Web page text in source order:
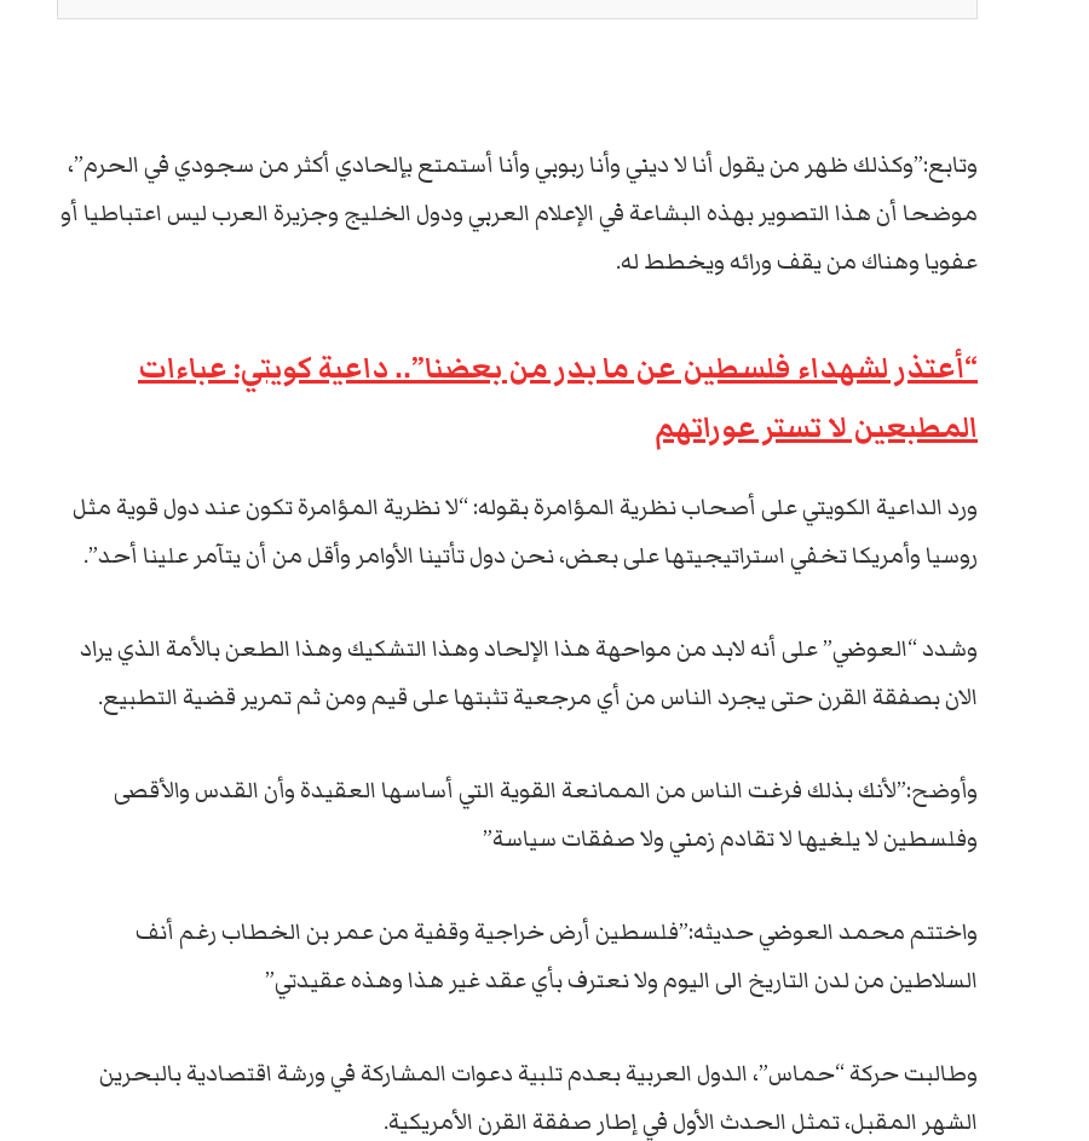
وتابع:”وكذلك ظهر من يقول أنا لا ديني وأنا ربوبي وأنا أستمتع بإلحادي أكثر من سجودي في الحرم”،
موضحا أن هذا التصوير بهذه البشاعة في الإعلام العربي ودول الخليج وجزيرة العرب ليس اعتباطيا أو
عفويا وهناك من يقف ورائه ويخطط له.
“أعتذر لشهداء فلسطين عن ما بدر من بعضنا”.. داعية كويتي: عباءات
المطبعين لا تستر عوراتهم
ورد الداعية الكويتي على أصحاب نظرية المؤامرة بقوله: “لا نظرية المؤامرة تكون عند دول قوية مثل
روسيا وأمريكا تخفي استراتيجيتها على بعض، نحن دول تأتينا الأوامر وأقل من أن يتآمر علينا أحد”.
وشدد “العوضي” على أنه لابد من مواحهة هذا الإلحاد وهذا التشكيك وهذا الطعن بالأمة الذي يراد
الان بصفقة القرن حتى يجرد الناس من أي مرجعية تثبتها على قيم ومن ثم تمرير قضية التطبيع.
وأوضح:”لأنك بذلك فرغت الناس من الممانعة القوية التي أساسها العقيدة وأن القدس والأقصى
وفلسطين لا يلغيها لا تقادم زمني ولا صفقات سياسة”
واختتم محمد العوضي حديثه:”فلسطين أرض خراجية وقفية من عمر بن الخطاب رغم أنف
السلاطين من لدن التاريخ الى اليوم ولا نعترف بأي عقد غير هذا وهذه عقيدتي”
وطالبت حركة “حماس”، الدول العربية بعدم تلبية دعوات المشاركة في ورشة اقتصادية بالبحرين
الشهر المقبل، تمثل الحدث الأول في إطار صفقة القرن الأمريكية.